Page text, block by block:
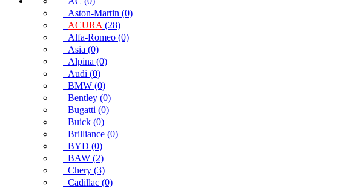
Aston-Martin (0)
ACURA (28)
Alfa-Romeo (0)
Asia (0)
Alpina (0)
Audi (0)
BMW (0)
Bentley (0)
Bugatti (0)
Buick (0)
Brilliance (0)
BYD (0)
BAW (2)
Chery (3)
Cadillac (0)